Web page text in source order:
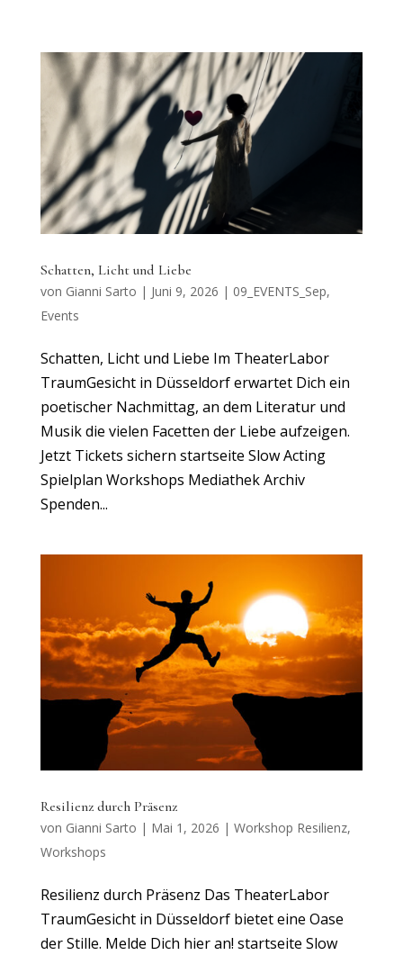
Schatten, Licht und Liebe
von Gianni Sarto | Juni 9, 2026 | 09_EVENTS_Sep,
Events
Schatten, Licht und Liebe Im TheaterLabor
TraumGesicht in Düsseldorf erwartet Dich ein
poetischer Nachmittag, an dem Literatur und
Musik die vielen Facetten der Liebe aufzeigen.
Jetzt Tickets sichern startseite Slow Acting
Spielplan Workshops Mediathek Archiv
Spenden...
Resilienz durch Präsenz
von Gianni Sarto | Mai 1, 2026 | Workshop Resilienz,
Workshops
Resilienz durch Präsenz Das TheaterLabor
TraumGesicht in Düsseldorf bietet eine Oase
der Stille. Melde Dich hier an! startseite Slow